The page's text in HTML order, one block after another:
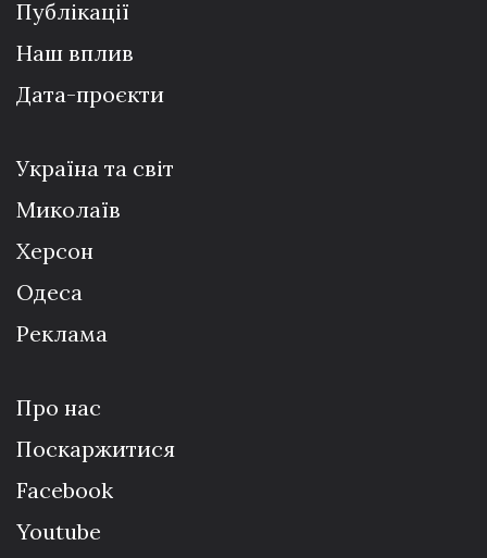
Публікації
Наш вплив
Дата-проєкти
Україна та світ
Миколаїв
Херсон
Одеса
Реклама
Про нас
Поскаржитися
Facebook
Youtube